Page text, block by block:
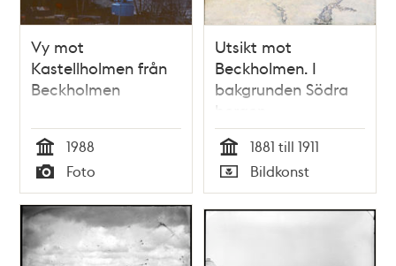
Vy mot
Kastellholmen från
Beckholmen
Tid
1988
Typ
Foto
Utsikt mot
Beckholmen. I
bakgrunden Södra
bergen.
Tid
1881 till 1911
Typ
Bildkonst